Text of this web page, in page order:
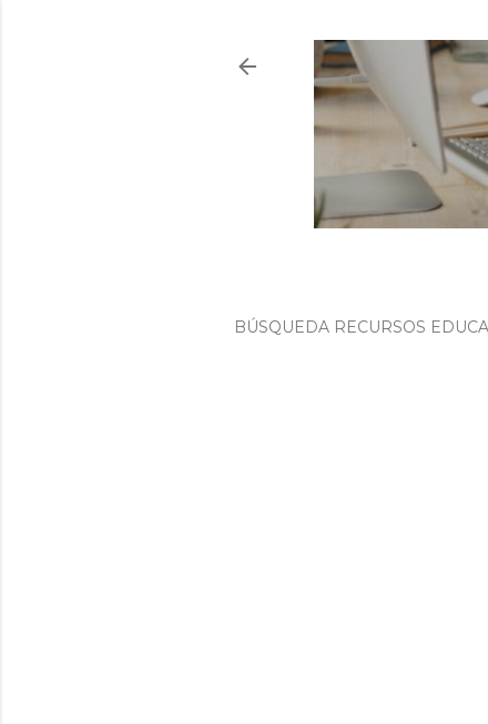
BÚSQUEDA RECURSOS